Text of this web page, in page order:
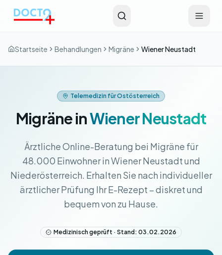
Startseite Behandlungen Migräne Wiener Neustadt
Telemedizin für Ostösterreich
Migräne inWiener Neustadt
Ärztliche Online-Beratung bei Migräne für
48.000 Einwohner in Wiener Neustadt und
Niederösterreich. Erhalten Sie nach individueller
ärztlicher Prüfung Ihr E-Rezept – diskret und
bequem von zu Hause.
Medizinisch geprüft · Stand: 03.02.2026